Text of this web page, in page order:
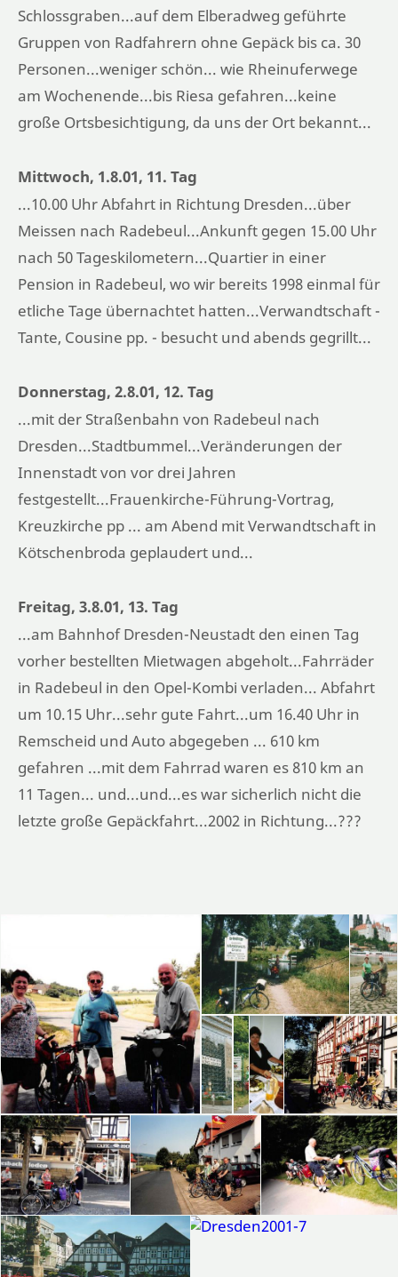
Schlossgraben...auf dem Elberadweg geführte
Gruppen von Radfahrern ohne Gepäck bis ca. 30
Personen...weniger schön... wie Rheinuferwege
am Wochenende...bis Riesa gefahren...keine
große Ortsbesichtigung, da uns der Ort bekannt...
Mittwoch, 1.8.01, 11. Tag
...10.00 Uhr Abfahrt in Richtung Dresden...über
Meissen nach Radebeul...Ankunft gegen 15.00 Uhr
nach 50 Tageskilometern...Quartier in einer
Pension in Radebeul, wo wir bereits 1998 einmal für
etliche Tage übernachtet hatten...Verwandtschaft -
Tante, Cousine pp. - besucht und abends gegrillt...
Donnerstag, 2.8.01, 12. Tag
...mit der Straßenbahn von Radebeul nach
Dresden...Stadtbummel...Veränderungen der
Innenstadt von vor drei Jahren
festgestellt...Frauenkirche-Führung-Vortrag,
Kreuzkirche pp ... am Abend mit Verwandtschaft in
Kötschenbroda geplaudert und...
Freitag, 3.8.01, 13. Tag
...am Bahnhof Dresden-Neustadt den einen Tag
vorher bestellten Mietwagen abgeholt...Fahrräder
in Radebeul in den Opel-Kombi verladen... Abfahrt
um 10.15 Uhr...sehr gute Fahrt...um 16.40 Uhr in
Remscheid und Auto abgegeben ... 610 km
gefahren ...mit dem Fahrrad waren es 810 km an
11 Tagen... und...und...es war sicherlich nicht die
letzte große Gepäckfahrt...2002 in Richtung...???